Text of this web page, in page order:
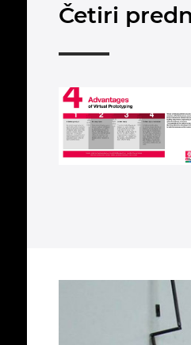
Četiri